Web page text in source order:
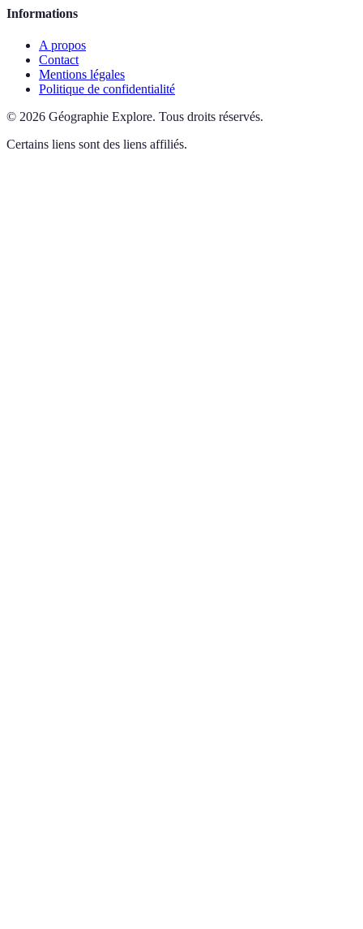
Informations
A propos
Contact
Mentions légales
Politique de confidentialité
© 2026 Géographie Explore. Tous droits réservés.
Certains liens sont des liens affiliés.